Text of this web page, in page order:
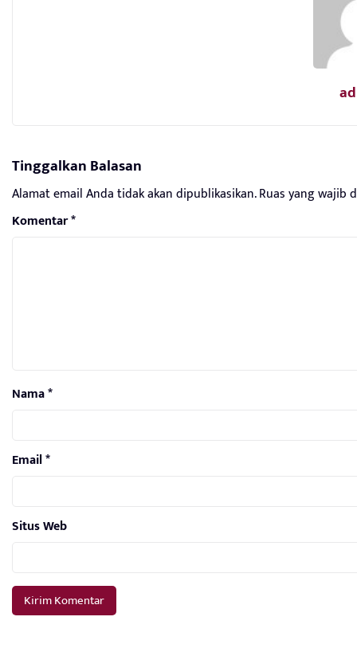
Tinggalkan Balasan
Alamat email Anda tidak akan dipublikasikan.Ruas yang wajib
Komentar*
Nama*
Email*
Situs Web